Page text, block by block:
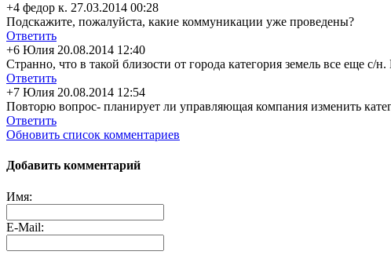
+4 федор к. 27.03.2014 00:28
Подскажите, пожалуйста, какие коммуникации уже проведены?
Ответить
+6 Юлия 20.08.2014 12:40
Странно, что в такой близости от города категория земель все еще
Ответить
+7 Юлия 20.08.2014 12:54
Повторю вопрос- планирует ли управляющая компания изменить
Ответить
Обновить список комментариев
Добавить комментарий
Имя:
E-Mail: